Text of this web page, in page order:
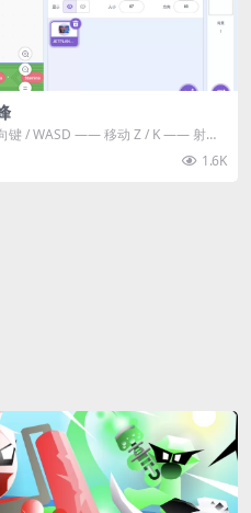
键 / WASD —— 移动 Z / K —— 射击 /
1.6K